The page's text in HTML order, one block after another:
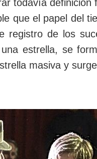
todavía
que el papel del
registro de los
estrella, se
masiva y